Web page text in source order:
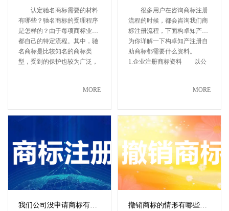
认定驰名商标需要的材料
有哪些？驰名商标的受理程序
是怎样的？由于每项商标业务
都自己的特定流程。其中，驰
名商标是比较知名的商标类
型，受到的保护也较为广泛，
MORE
很多用户在咨询商标注册
流程的时候，都会咨询我们商
标注册流程，下面构卓知产就
为你详解一下构卓知产注册自
助商标都需要什么资料。
1.企业注册商标资料 以公
MORE